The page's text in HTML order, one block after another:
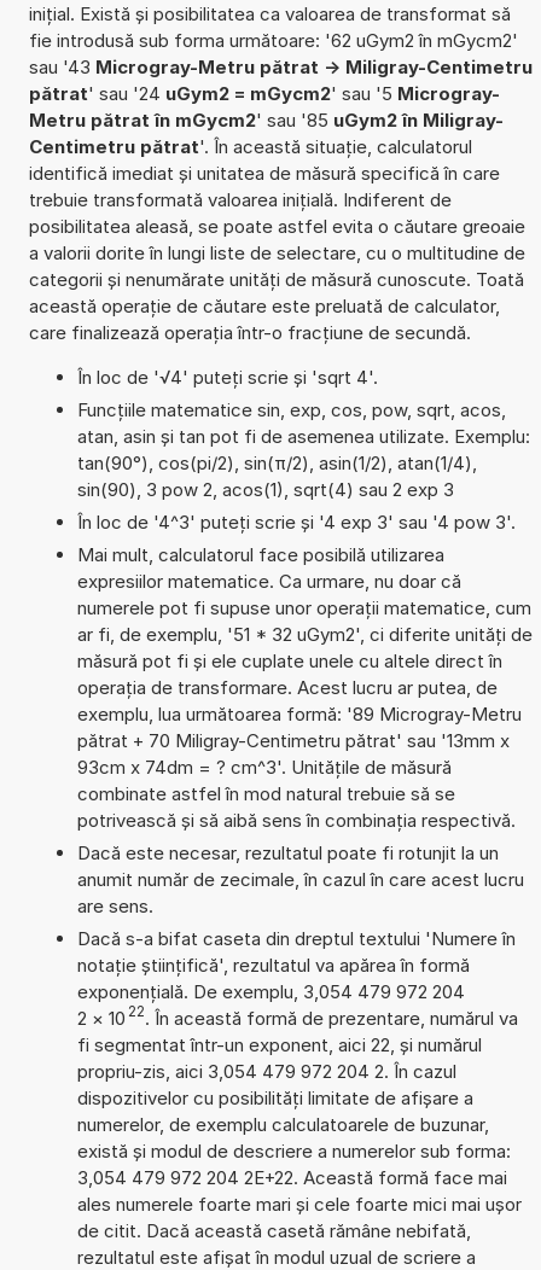
inițial. Există și posibilitatea ca valoarea de transformat să
fie introdusă sub forma următoare: '62 uGym2 în mGycm2'
sau '43 Microgray-Metru pătrat -> Miligray-Centimetru
pătrat' sau '24 uGym2 = mGycm2' sau '5 Microgray-
Metru pătrat în mGycm2' sau '85 uGym2 în Miligray-
Centimetru pătrat'. În această situație, calculatorul
identifică imediat și unitatea de măsură specifică în care
trebuie transformată valoarea inițială. Indiferent de
posibilitatea aleasă, se poate astfel evita o căutare greoaie
a valorii dorite în lungi liste de selectare, cu o multitudine de
categorii și nenumărate unități de măsură cunoscute. Toată
această operație de căutare este preluată de calculator,
care finalizează operația într-o fracțiune de secundă.
În loc de '√4' puteți scrie și 'sqrt 4'.
Funcțiile matematice sin, exp, cos, pow, sqrt, acos,
atan, asin și tan pot fi de asemenea utilizate. Exemplu:
tan(90°), cos(pi/2), sin(π/2), asin(1/2), atan(1/4),
sin(90), 3 pow 2, acos(1), sqrt(4) sau 2 exp 3
În loc de '4^3' puteți scrie și '4 exp 3' sau '4 pow 3'.
Mai mult, calculatorul face posibilă utilizarea
expresiilor matematice. Ca urmare, nu doar că
numerele pot fi supuse unor operații matematice, cum
ar fi, de exemplu, '51 * 32 uGym2', ci diferite unități de
măsură pot fi și ele cuplate unele cu altele direct în
operația de transformare. Acest lucru ar putea, de
exemplu, lua următoarea formă: '89 Microgray-Metru
pătrat + 70 Miligray-Centimetru pătrat' sau '13mm x
93cm x 74dm = ? cm^3'. Unitățile de măsură
combinate astfel în mod natural trebuie să se
potrivească și să aibă sens în combinația respectivă.
Dacă este necesar, rezultatul poate fi rotunjit la un
anumit număr de zecimale, în cazul în care acest lucru
are sens.
Dacă s-a bifat caseta din dreptul textului 'Numere în
notație științifică', rezultatul va apărea în formă
exponențială. De exemplu, 3,054 479 972 204
2 × 10 22. În această formă de prezentare, numărul va
fi segmentat într-un exponent, aici 22, și numărul
propriu-zis, aici 3,054 479 972 204 2. În cazul
dispozitivelor cu posibilități limitate de afișare a
numerelor, de exemplu calculatoarele de buzunar,
există și modul de descriere a numerelor sub forma:
3,054 479 972 204 2E+22. Această formă face mai
ales numerele foarte mari și cele foarte mici mai ușor
de citit. Dacă această casetă rămâne nebifată,
rezultatul este afișat în modul uzual de scriere a